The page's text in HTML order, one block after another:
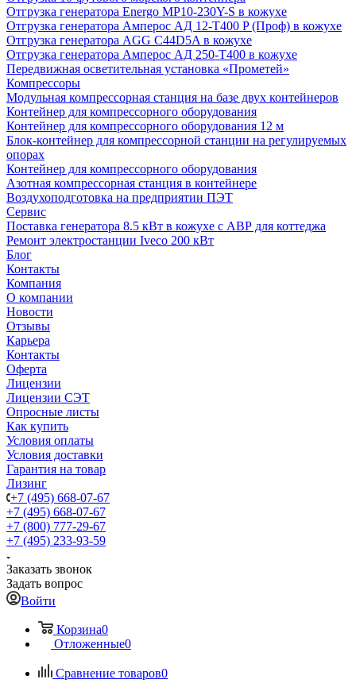
Отгрузка генератора Energo MP10-230Y-S в кожухе
Отгрузка генератора Амперос АД 12-Т400 P (Проф) в кожухе
Отгрузка генератора AGG C44D5A в кожухе
Отгрузка генератора Амперос АД 250-Т400 в кожухе
Передвижная осветительная установка «Прометей»
Компрессоры
Модульная компрессорная станция на базе двух контейнеров
Контейнер для компрессорного оборудования
Контейнер для компрессорного оборудования 12 м
Блок-контейнер для компрессорной станции на регулируемых
опорах
Контейнер для компрессорного оборудования
Азотная компрессорная станция в контейнере
Воздухоподготовка на предприятии ПЭТ
Сервис
Поставка генератора 8.5 кВт в кожухе с АВР для коттеджа
Ремонт электростанции Iveco 200 кВт
Блог
Контакты
Компания
О компании
Новости
Отзывы
Карьера
Контакты
Оферта
Лицензии
Лицензии СЭТ
Опросные листы
Как купить
Условия оплаты
Условия доставки
Гарантия на товар
Лизинг
+7 (495) 668-07-67
+7 (495) 668-07-67
+7 (800) 777-29-67
+7 (495) 233-93-59
Заказать звонок
Задать вопрос
Войти
Корзина0
Отложенные0
Сравнение товаров0